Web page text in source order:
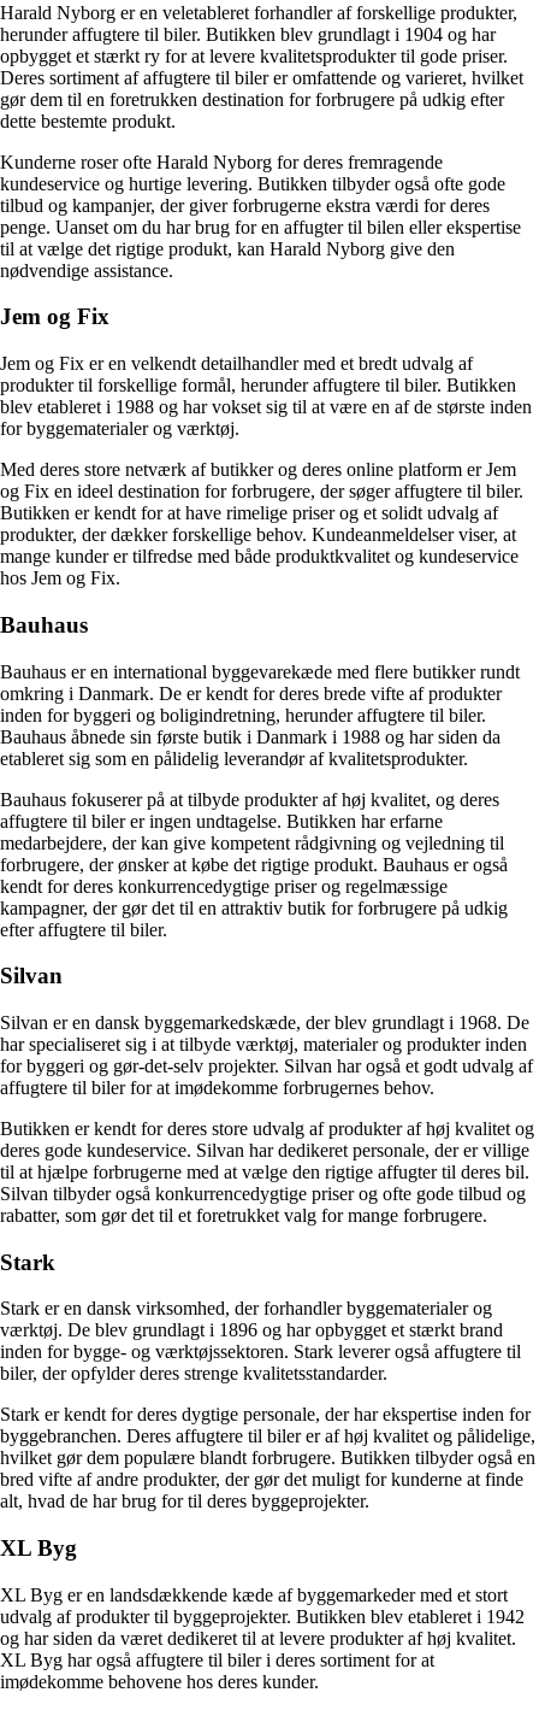
Harald Nyborg er en veletableret forhandler af forskellige produkter,
herunder affugtere til biler. Butikken blev grundlagt i 1904 og har
opbygget et stærkt ry for at levere kvalitetsprodukter til gode priser.
Deres sortiment af affugtere til biler er omfattende og varieret, hvilket
gør dem til en foretrukken destination for forbrugere på udkig efter
dette bestemte produkt.
Kunderne roser ofte Harald Nyborg for deres fremragende
kundeservice og hurtige levering. Butikken tilbyder også ofte gode
tilbud og kampanjer, der giver forbrugerne ekstra værdi for deres
penge. Uanset om du har brug for en affugter til bilen eller ekspertise
til at vælge det rigtige produkt, kan Harald Nyborg give den
nødvendige assistance.
Jem og Fix
Jem og Fix er en velkendt detailhandler med et bredt udvalg af
produkter til forskellige formål, herunder affugtere til biler. Butikken
blev etableret i 1988 og har vokset sig til at være en af de største inden
for byggematerialer og værktøj.
Med deres store netværk af butikker og deres online platform er Jem
og Fix en ideel destination for forbrugere, der søger affugtere til biler.
Butikken er kendt for at have rimelige priser og et solidt udvalg af
produkter, der dækker forskellige behov. Kundeanmeldelser viser, at
mange kunder er tilfredse med både produktkvalitet og kundeservice
hos Jem og Fix.
Bauhaus
Bauhaus er en international byggevarekæde med flere butikker rundt
omkring i Danmark. De er kendt for deres brede vifte af produkter
inden for byggeri og boligindretning, herunder affugtere til biler.
Bauhaus åbnede sin første butik i Danmark i 1988 og har siden da
etableret sig som en pålidelig leverandør af kvalitetsprodukter.
Bauhaus fokuserer på at tilbyde produkter af høj kvalitet, og deres
affugtere til biler er ingen undtagelse. Butikken har erfarne
medarbejdere, der kan give kompetent rådgivning og vejledning til
forbrugere, der ønsker at købe det rigtige produkt. Bauhaus er også
kendt for deres konkurrencedygtige priser og regelmæssige
kampagner, der gør det til en attraktiv butik for forbrugere på udkig
efter affugtere til biler.
Silvan
Silvan er en dansk byggemarkedskæde, der blev grundlagt i 1968. De
har specialiseret sig i at tilbyde værktøj, materialer og produkter inden
for byggeri og gør-det-selv projekter. Silvan har også et godt udvalg af
affugtere til biler for at imødekomme forbrugernes behov.
Butikken er kendt for deres store udvalg af produkter af høj kvalitet og
deres gode kundeservice. Silvan har dedikeret personale, der er villige
til at hjælpe forbrugerne med at vælge den rigtige affugter til deres bil.
Silvan tilbyder også konkurrencedygtige priser og ofte gode tilbud og
rabatter, som gør det til et foretrukket valg for mange forbrugere.
Stark
Stark er en dansk virksomhed, der forhandler byggematerialer og
værktøj. De blev grundlagt i 1896 og har opbygget et stærkt brand
inden for bygge- og værktøjssektoren. Stark leverer også affugtere til
biler, der opfylder deres strenge kvalitetsstandarder.
Stark er kendt for deres dygtige personale, der har ekspertise inden for
byggebranchen. Deres affugtere til biler er af høj kvalitet og pålidelige,
hvilket gør dem populære blandt forbrugere. Butikken tilbyder også en
bred vifte af andre produkter, der gør det muligt for kunderne at finde
alt, hvad de har brug for til deres byggeprojekter.
XL Byg
XL Byg er en landsdækkende kæde af byggemarkeder med et stort
udvalg af produkter til byggeprojekter. Butikken blev etableret i 1942
og har siden da været dedikeret til at levere produkter af høj kvalitet.
XL Byg har også affugtere til biler i deres sortiment for at
imødekomme behovene hos deres kunder.